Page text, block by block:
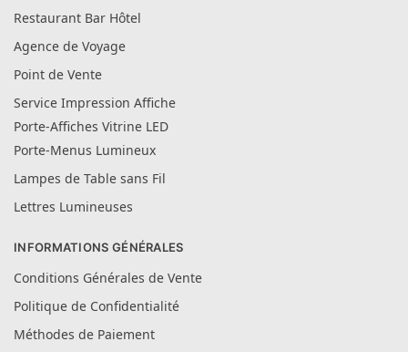
Restaurant Bar Hôtel
Agence de Voyage
Point de Vente
Service Impression Affiche
Porte-Affiches Vitrine LED
Porte-Menus Lumineux
Lampes de Table sans Fil
Lettres Lumineuses
INFORMATIONS GÉNÉRALES
Conditions Générales de Vente
Politique de Confidentialité
Méthodes de Paiement